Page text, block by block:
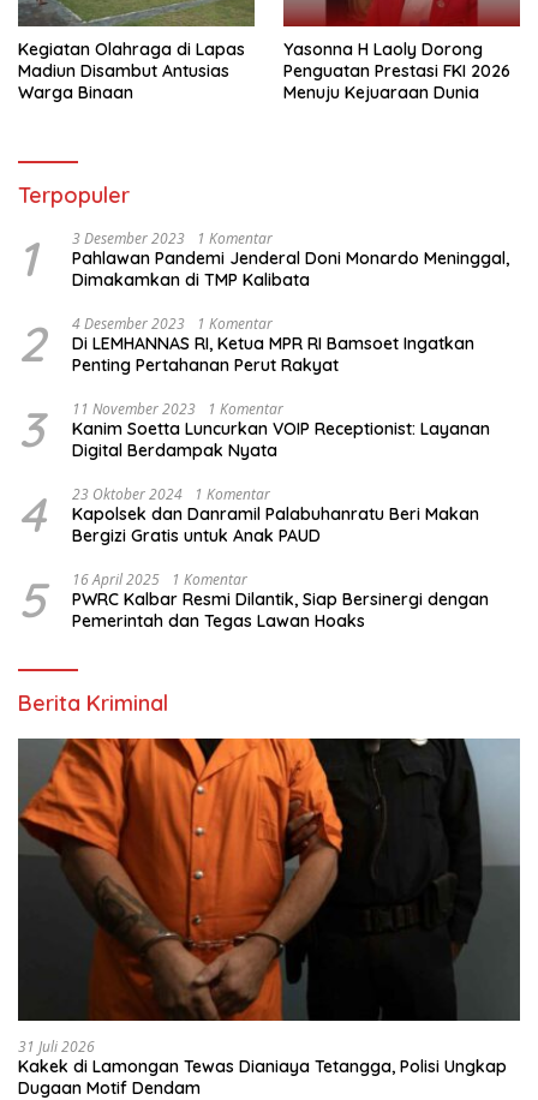
Kegiatan Olahraga di Lapas
Madiun Disambut Antusias
Warga Binaan
Yasonna H Laoly Dorong
Penguatan Prestasi FKI 2026
Menuju Kejuaraan Dunia
Terpopuler
1 3 Desember 2023 1 Komentar
Pahlawan Pandemi Jenderal Doni Monardo Meninggal,
Dimakamkan di TMP Kalibata
2 4 Desember 2023 1 Komentar
Di LEMHANNAS RI, Ketua MPR RI Bamsoet Ingatkan
Penting Pertahanan Perut Rakyat
3 11 November 2023 1 Komentar
Kanim Soetta Luncurkan VOIP Receptionist: Layanan
Digital Berdampak Nyata
4 23 Oktober 2024 1 Komentar
Kapolsek dan Danramil Palabuhanratu Beri Makan
Bergizi Gratis untuk Anak PAUD
5 16 April 2025 1 Komentar
PWRC Kalbar Resmi Dilantik, Siap Bersinergi dengan
Pemerintah dan Tegas Lawan Hoaks
Berita Kriminal
31 Juli 2026
Kakek di Lamongan Tewas Dianiaya Tetangga, Polisi Ungkap
Dugaan Motif Dendam